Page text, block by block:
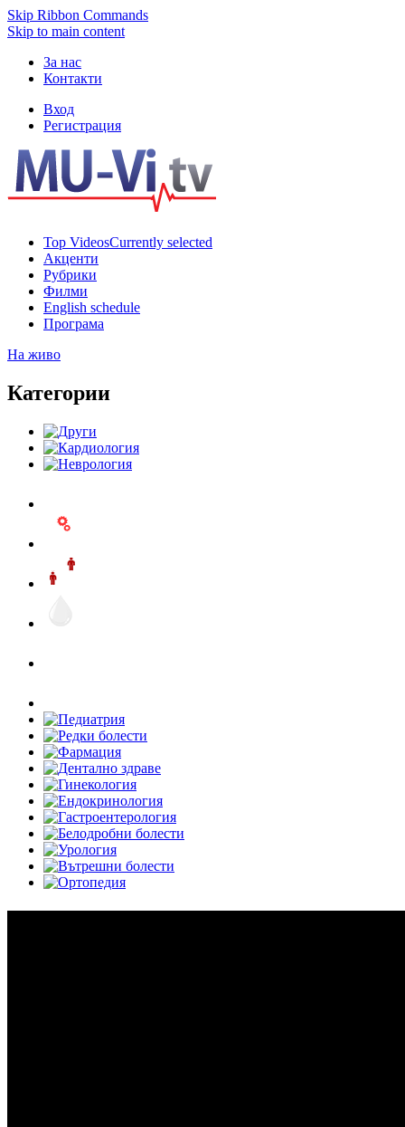
Skip Ribbon Commands
Skip to main content
За нас
Контакти
Вход
Регистрация
Top VideosCurrently selected
Акценти
Рубрики
Филми
English schedule
Програма
На живо
Категории